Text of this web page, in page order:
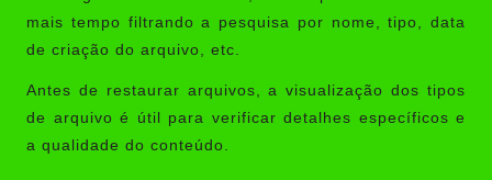
mais tempo filtrando a pesquisa por nome, tipo, data
de criação do arquivo, etc.
Antes de restaurar arquivos, a visualização dos tipos
de arquivo é útil para verificar detalhes específicos e
a qualidade do conteúdo.